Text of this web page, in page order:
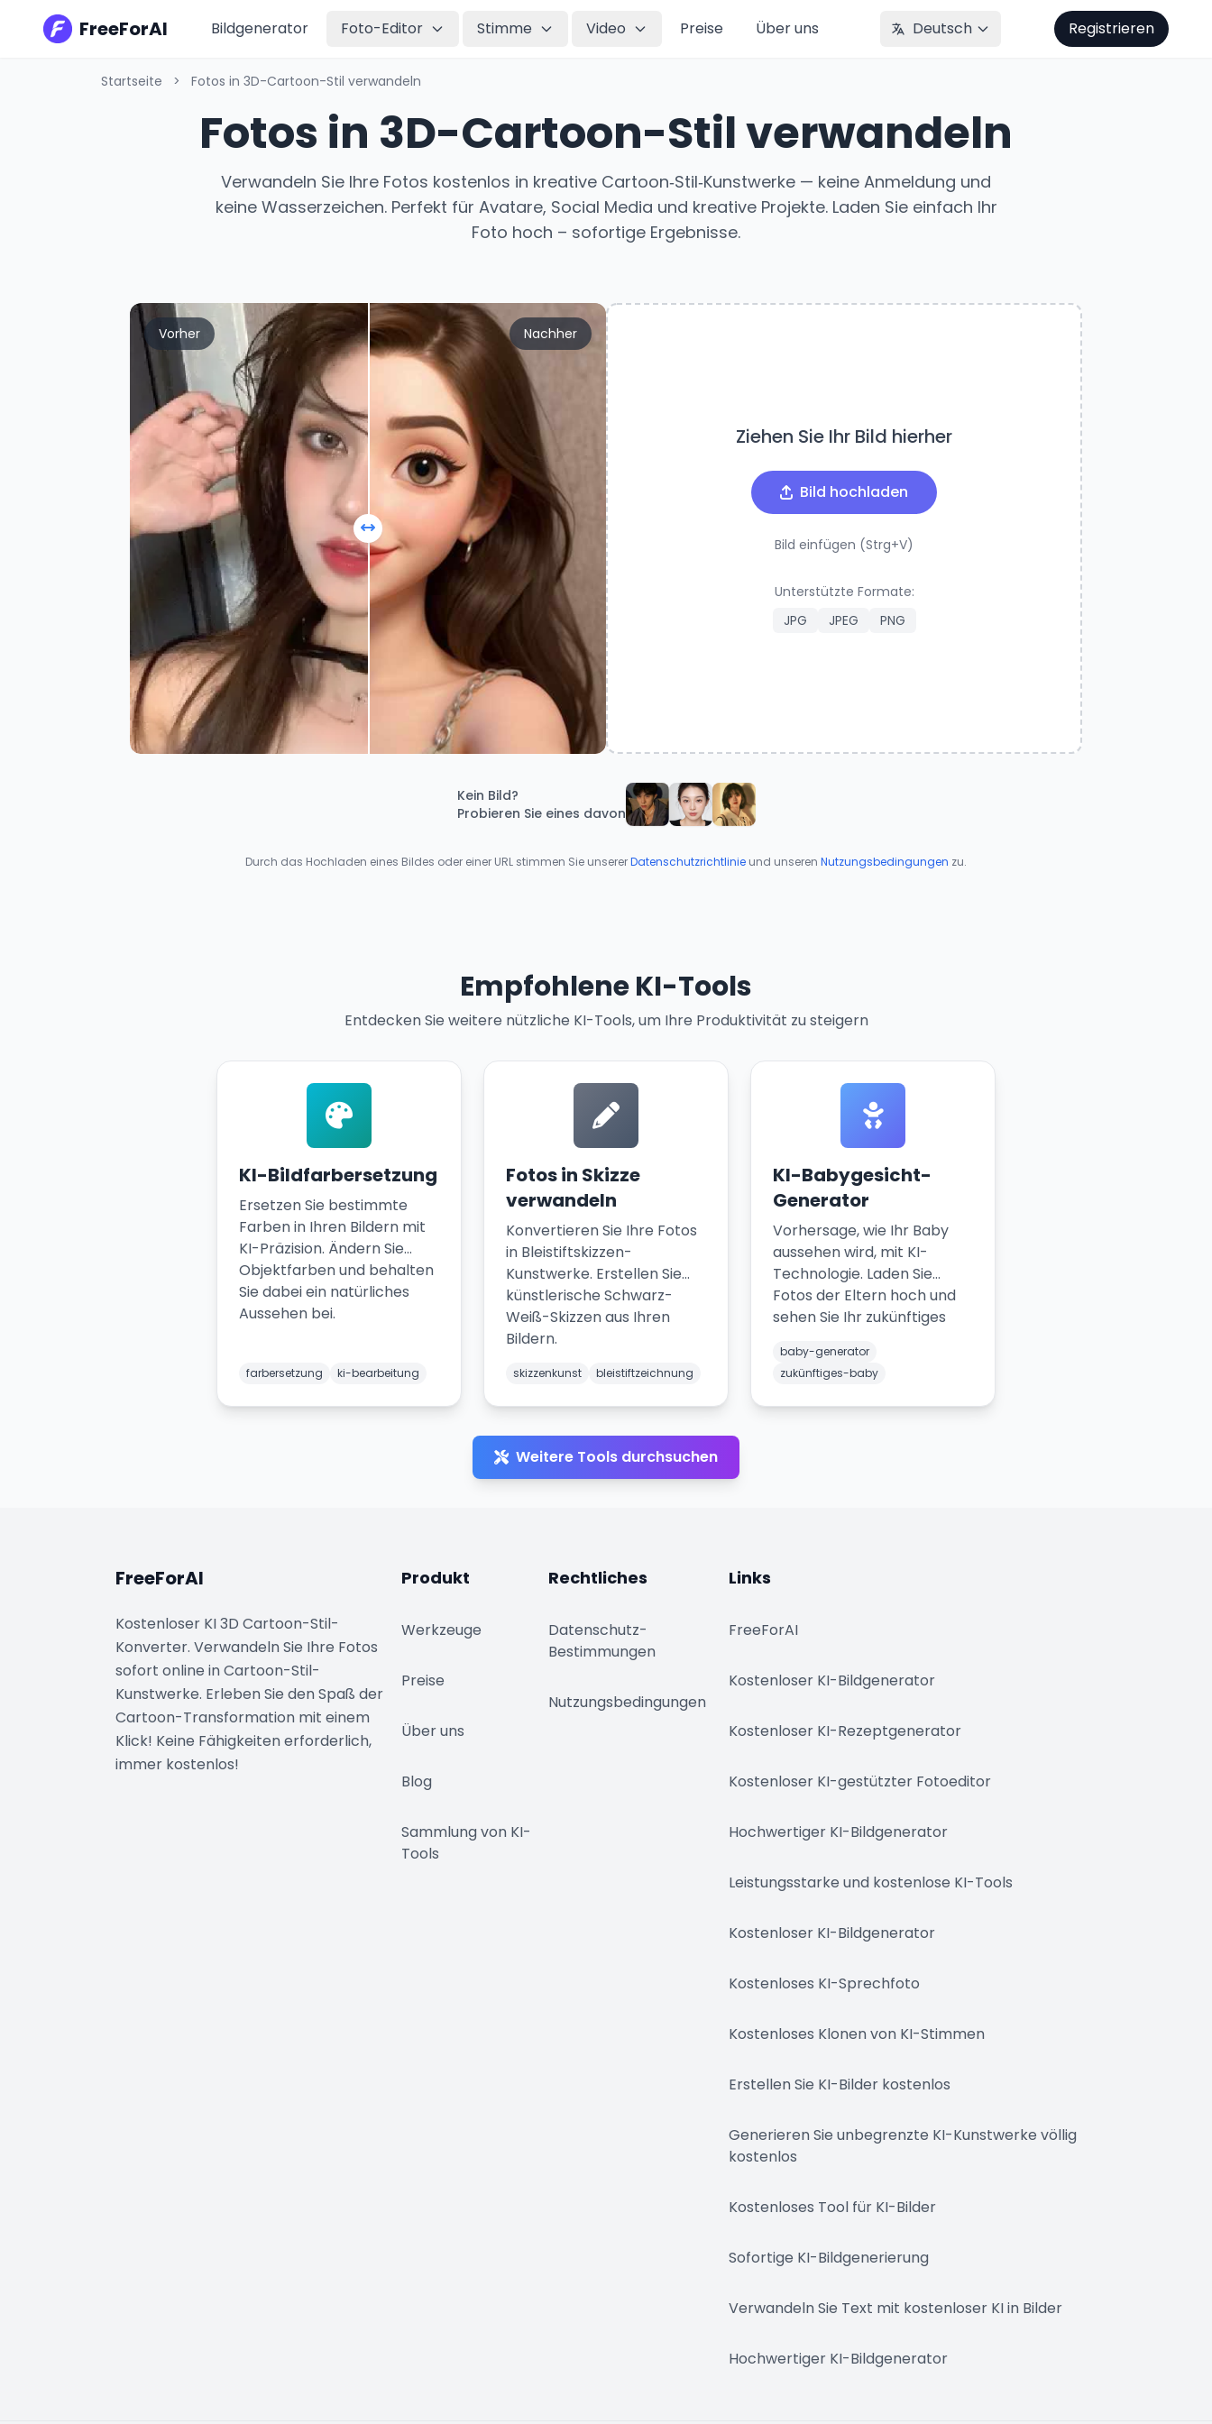
FreeForAI Bildgenerator Foto-Editor Stimme Video Preise Über uns Deutsch Registrieren
Startseite > Fotos in 3D-Cartoon-Stil verwandeln
Fotos in 3D-Cartoon-Stil verwandeln
Verwandeln Sie Ihre Fotos kostenlos in kreative Cartoon‑Stil‑Kunstwerke — keine Anmeldung und
keine Wasserzeichen. Perfekt für Avatare, Social Media und kreative Projekte. Laden Sie einfach Ihr
Foto hoch – sofortige Ergebnisse.
Vorher Nachher
Ziehen Sie Ihr Bild hierher
Bild hochladen
Bild einfügen (Strg+V)
Unterstützte Formate:
JPG
JPEG PNG
Kein Bild?
Probieren Sie eines davon
Durch das Hochladen eines Bildes oder einer URL stimmen Sie unsererDatenschutzrichtlinie und unseren Nutzungsbedingungen zu.
Empfohlene KI-Tools
Entdecken Sie weitere nützliche KI-Tools, um Ihre Produktivität zu steigern
KI-Bildfarbersetzung
Ersetzen Sie bestimmte
Farben in Ihren Bildern mit
KI-Präzision. Ändern Sie
Objektfarben und behalten
Sie dabei ein natürliches
Aussehen bei.
farbersetzung ki-bearbeitung
Fotos in Skizze
verwandeln
Konvertieren Sie Ihre Fotos
in Bleistiftskizzen-
Kunstwerke. Erstellen Sie
künstlerische Schwarz-
Weiß-Skizzen aus Ihren
Bildern.
skizzenkunst bleistiftzeichnung
KI-Babygesicht-
Generator
Vorhersage, wie Ihr Baby
aussehen wird, mit KI-
Technologie. Laden Sie
Fotos der Eltern hoch und
sehen Sie Ihr zukünftiges
baby-generator
zukünftiges-baby
Weitere Tools durchsuchen
FreeForAI
Kostenloser KI 3D Cartoon-Stil-
Konverter. Verwandeln Sie Ihre Fotos
sofort online in Cartoon-Stil-
Kunstwerke. Erleben Sie den Spaß der
Cartoon-Transformation mit einem
Klick! Keine Fähigkeiten erforderlich,
immer kostenlos!
Produkt
Werkzeuge
Preise
Über uns
Blog
Sammlung von KI-
Tools
Rechtliches
Datenschutz-
Bestimmungen
Nutzungsbedingungen
Links
FreeForAI
Kostenloser KI-Bildgenerator
Kostenloser KI-Rezeptgenerator
Kostenloser KI-gestützter Fotoeditor
Hochwertiger KI-Bildgenerator
Leistungsstarke und kostenlose KI-Tools
Kostenloser KI-Bildgenerator
Kostenloses KI-Sprechfoto
Kostenloses Klonen von KI-Stimmen
Erstellen Sie KI-Bilder kostenlos
Generieren Sie unbegrenzte KI-Kunstwerke völlig
kostenlos
Kostenloses Tool für KI-Bilder
Sofortige KI-Bildgenerierung
Verwandeln Sie Text mit kostenloser KI in Bilder
Hochwertiger KI-Bildgenerator